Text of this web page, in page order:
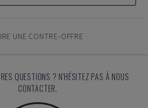
UNE CONTRE-OFFRE
QUESTIONS ? N'HÉSITEZ PAS À NOUS
CONTACTER.